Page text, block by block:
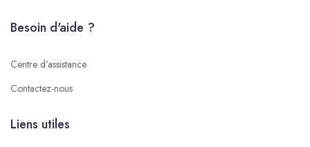
Besoin d'aide ?
Centre d'assistance
Contactez-nous
Liens utiles